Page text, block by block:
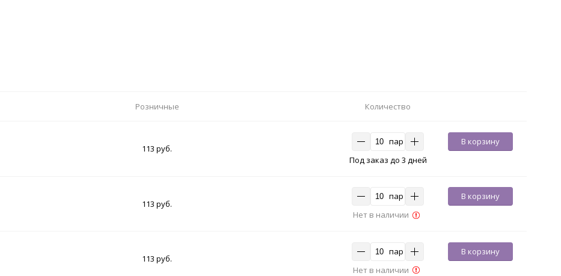
Розничные Количество
113 руб.
пар
В корзину
Под заказ до 3 дней
113 руб.
пар
В корзину
Нет в наличии
113 руб.
пар
В корзину
Нет в наличии